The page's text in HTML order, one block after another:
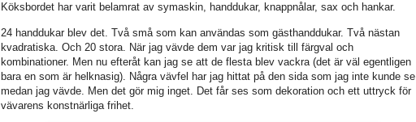
Köksbordet har varit belamrat av symaskin, handdukar, knappnålar, sax och hankar.
24 handdukar blev det. Två små som kan användas som gästhanddukar. Två nästan
kvadratiska. Och 20 stora. När jag vävde dem var jag kritisk till färgval och
kombinationer. Men nu efteråt kan jag se att de flesta blev vackra (det är väl egentligen
bara en som är helknasig). Några vävfel har jag hittat på den sida som jag inte kunde se
medan jag vävde. Men det gör mig inget. Det får ses som dekoration och ett uttryck för
vävarens konstnärliga frihet.